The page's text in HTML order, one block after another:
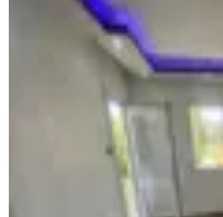
Eşyasız
Daire
Buca,
2+1
· 85 m²
29.000 ₺